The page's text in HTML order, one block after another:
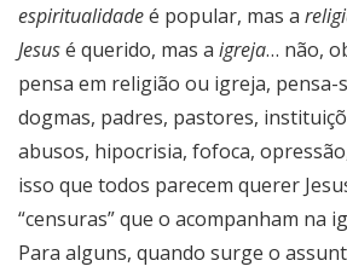
espiritualidadeé popular, mas a
Jesusé querido, mas a igreja… não,
pensa em religião ou igreja, pensa-
dogmas, padres, pastores,
abusos, hipocrisia, fofoca,
isso que todos parecem querer
“censuras” que o acompanham na
Para alguns, quando surge o